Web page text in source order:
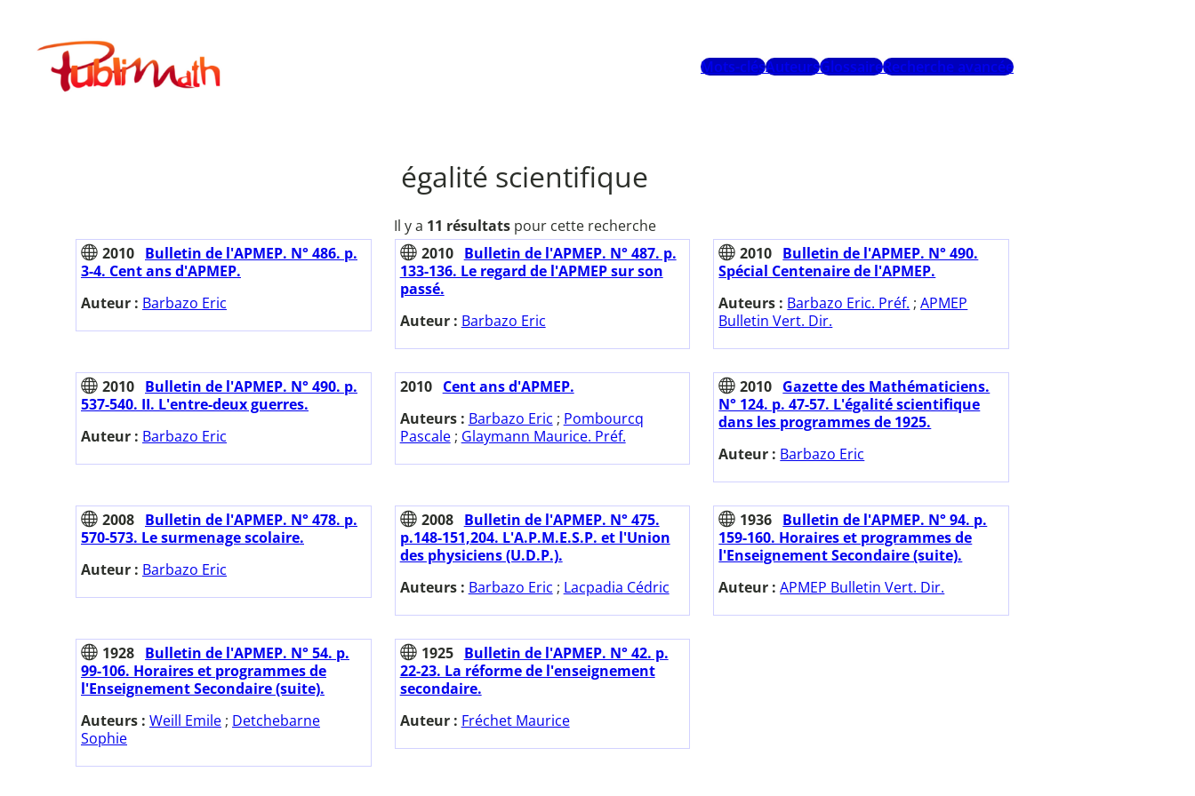
contenuPublimath
Mots-clésAuteursGlossaireRecherche avancée
égalité scientifique
Il y a 11 résultatspour cette recherche
2010 Bulletin de l'APMEP. N° 486. p.
3-4. Cent ans d'APMEP.
Auteur : Barbazo Eric
2010
Bulletin de l'APMEP. N° 487. p.
133-136. Le regard de l'APMEP sur son
passé.
Auteur : Barbazo Eric
2010 Bulletin de l'APMEP. N° 490.
Spécial Centenaire de l'APMEP.
Auteurs : Barbazo Eric. Préf. ;APMEP
Bulletin Vert. Dir.
2010 Bulletin de l'APMEP. N° 490. p.
537-540. II. L'entre-deux guerres.
Auteur : Barbazo Eric
2010
Cent ans d'APMEP.
Auteurs : Barbazo Eric ; Pombourcq
Pascale; Glaymann Maurice. Préf.
2010 Gazette des Mathématiciens.
N° 124. p. 47-57. L'égalité scientifique
dans les programmes de 1925.
Auteur : Barbazo Eric
2008 Bulletin de l'APMEP. N° 478. p.
570-573. Le surmenage scolaire.
Auteur : Barbazo Eric
2008
Bulletin de l'APMEP. N° 475.
p.148-151,204. L'A.P.M.E.S.P. et l'Union
des physiciens (U.D.P.).
Auteurs : Barbazo Eric ; Lacpadia Cédric
1936 Bulletin de l'APMEP. N° 94. p.
159-160. Horaires et programmes de
l'Enseignement Secondaire (suite).
Auteur :APMEP Bulletin Vert. Dir.
1928 Bulletin de l'APMEP. N° 54. p.
99-106. Horaires et programmes de
l'Enseignement Secondaire (suite).
Auteurs : Weill Emile ; Detchebarne
Sophie
1925
Bulletin de l'APMEP. N° 42. p.
22-23. La réforme de l'enseignement
secondaire.
Auteur : Fréchet Maurice